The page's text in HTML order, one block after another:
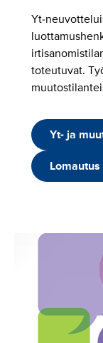
Yt-
toteutuvat.
Yt- ja
Lomautus